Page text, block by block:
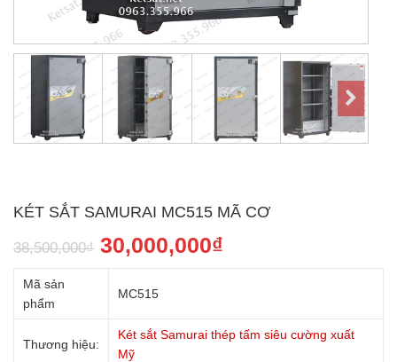
KÉT SẮT SAMURAI MC515 MÃ CƠ
38,500,000₫ 30,000,000₫
Mã sản
phẩm
MC515
Thương hiệu:
Két sắt Samurai thép tấm siêu cường xuất
Mỹ